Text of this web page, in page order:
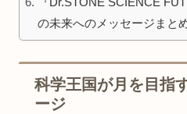
の未来へのメッセージまと
科学王国が月を目指
ージ